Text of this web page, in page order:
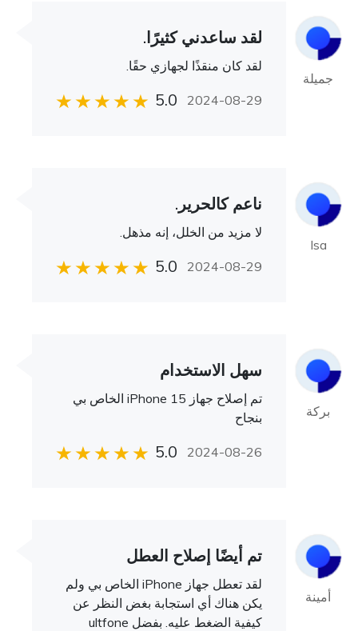
جميلة
لقد ساعدني كثيرًا.
لقد كان منقذًا لجهازي حقًا.
5.0 2024-08-29
Isa
ناعم كالحرير.
لا مزيد من الخلل، إنه مذهل.
5.0 2024-08-29
بركة
سهل الاستخدام
تم إصلاح جهاز iPhone 15 الخاص بي
بنجاح
5.0 2024-08-26
أمينة
تم أيضًا إصلاح العطل
لقد تعطل جهاز iPhone الخاص بي ولم
يكن هناك أي استجابة بغض النظر عن
كيفية الضغط عليه. بفضل ultfone